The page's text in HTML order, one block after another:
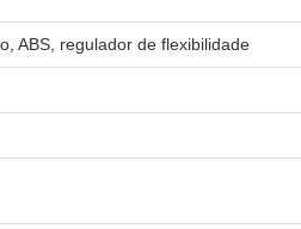
ABS, regulador de flexibilidade